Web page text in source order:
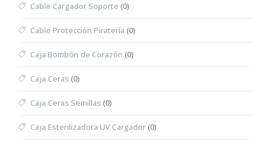
Cable Cargador Soporte (0)
Cable Protección Piratería (0)
Caja Bombón de Corazón (0)
Caja Ceras (0)
Caja Ceras Semillas (0)
Caja Esterilizadora UV Cargador(0)